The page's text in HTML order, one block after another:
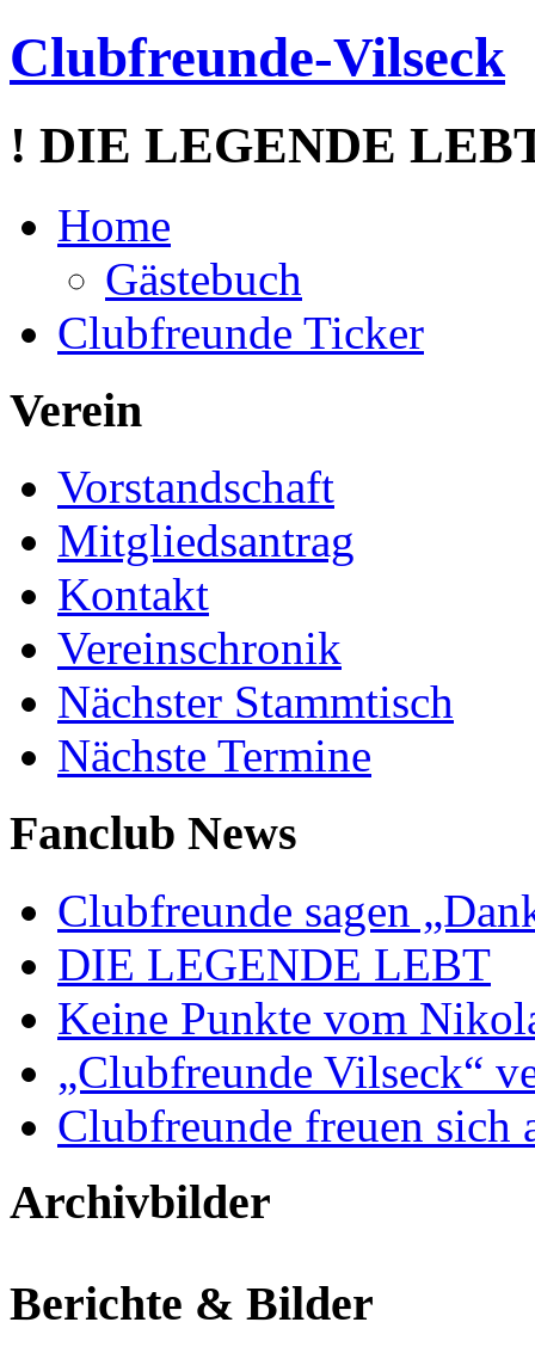
Clubfreunde-Vilseck
! DIE LEGENDE
Home
Gästebuch
Clubfreunde Ticker
Verein
Vorstandschaft
Mitgliedsantrag
Kontakt
Vereinschronik
Nächster Stammtisch
Nächste Termine
Fanclub News
Clubfreunde sagen
DIE LEGENDE LEBT
Keine Punkte vom
„Clubfreunde Vilseck“
Clubfreunde freuen sich
Archivbilder
Berichte & Bilder